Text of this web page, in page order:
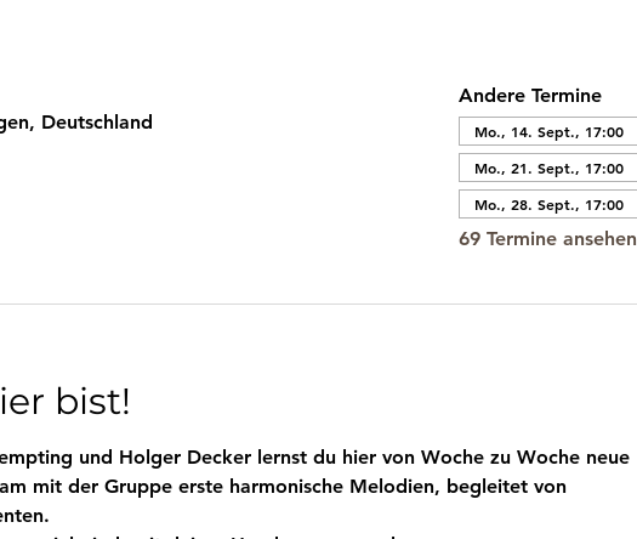
Deutschland
Andere Termine
Mo., 14. Sept., 17:00
Mo., 21. Sept., 17:00
Mo., 28. Sept., 17:00
69 Termine ansehen
bist!
und Holger Decker lernst du hier von Woche zu Woche neue
mit der Gruppe erste harmonische Melodien, begleitet von